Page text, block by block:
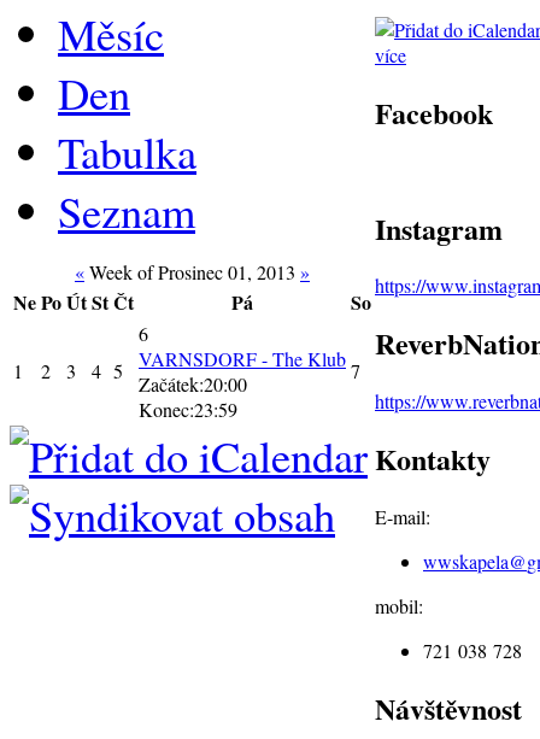
Měsíc
Den
Tabulka
Seznam
«Week of Prosinec 01, 2013 »
NePoÚtStČt Pá So
1 2 3 4 5
6
VARNSDORF - The Klub
Začátek:20:00
Konec:23:59
7
více
Facebook
Instagram
https://
https://
Kontakty
E-mail:
wwskapela@
mobil:
721 038 728
Návštěvnost